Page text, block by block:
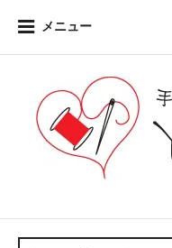
メニュー